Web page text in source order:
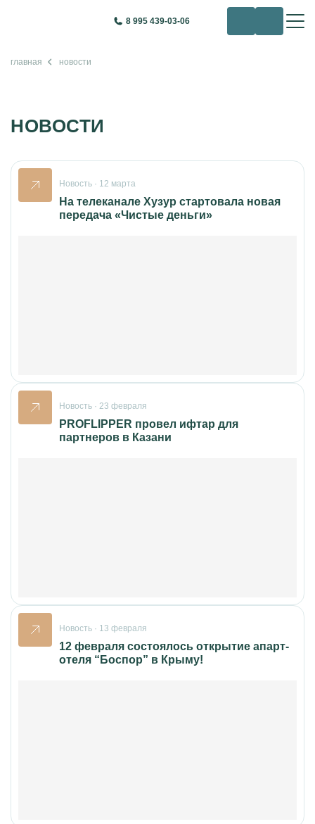
8 995 439-03-06
главная новости
НОВОСТИ
Новость · 12 марта
На телеканале Хузур стартовала новая
передача «Чистые деньги»
Новость · 23 февраля
PROFLIPPER провел ифтар для
партнеров в Казани
Новость · 13 февраля
12 февраля состоялось открытие апарт-
отеля “Боспор” в Крыму!